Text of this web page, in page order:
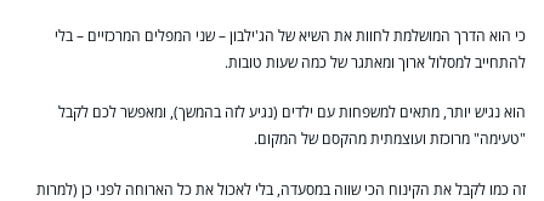
כי הוא הדרך המושלמת לחוות את השיא של הג'ילבון – שני המפלים המרכזיים – בלי
להתחייב למסלול ארוך ומאתגר של כמה שעות טובות.
הוא נגיש יותר, מתאים למשפחות עם ילדים (נגיע לזה בהמשך), ומאפשר לכם לקבל
"טעימה" מרוכזת ועוצמתית מהקסם של המקום.
זה כמו לקבל את הקינוח הכי שווה במסעדה, בלי לאכול את כל הארוחה לפני כן (למרות